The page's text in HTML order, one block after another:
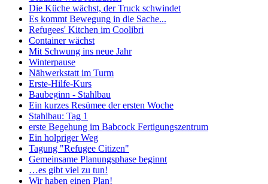
Die Küche wächst, der Truck schwindet
Es kommt Bewegung in die Sache...
Refugees' Kitchen im Coolibri
Container wächst
Mit Schwung ins neue Jahr
Winterpause
Nähwerkstatt im Turm
Erste-Hilfe-Kurs
Baubeginn - Stahlbau
Ein kurzes Resümee der ersten Woche
Stahlbau: Tag 1
erste Begehung im Babcock Fertigungszentrum
Ein holpriger Weg
Tagung "Refugee Citizen"
Gemeinsame Planungsphase beginnt
…es gibt viel zu tun!
Wir haben einen Plan!